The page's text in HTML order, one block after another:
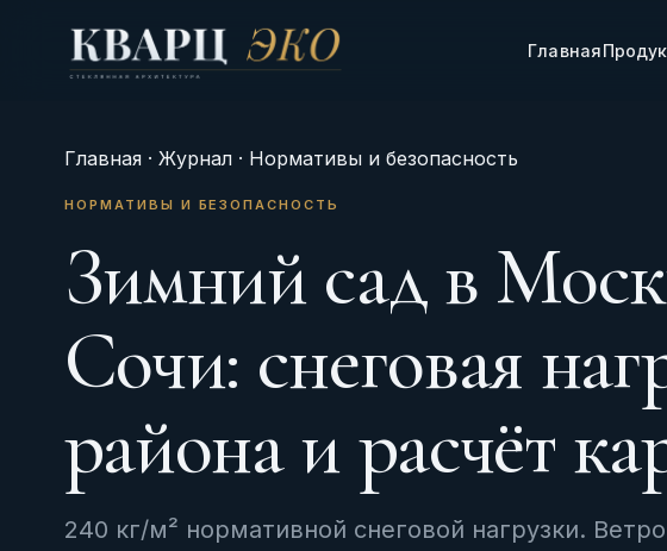
Главная
Главная· Журнал· Нормативы и безопасность
НОРМАТИВЫ И БЕЗОПАСНОСТЬ
Зимний сад в
Сочи: снеговая
района и расчёт
240 кг/м² нормативной снеговой нагрузки.